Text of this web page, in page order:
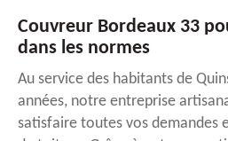
Couvreur Bordeaux 33
dans les normes
Au service des habitants de
années, notre entreprise
satisfaire toutes vos demandes